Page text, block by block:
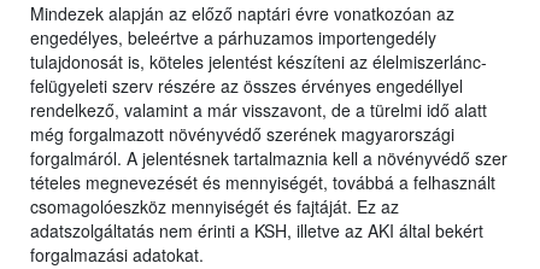
Mindezek alapján az előző naptári évre vonatkozóan az
engedélyes, beleértve a párhuzamos importengedély
tulajdonosát is, köteles jelentést készíteni az élelmiszerlánc-
felügyeleti szerv részére az összes érvényes engedéllyel
rendelkező, valamint a már visszavont, de a türelmi idő alatt
még forgalmazott növényvédő szerének magyarországi
forgalmáról. A jelentésnek tartalmaznia kell a növényvédő szer
tételes megnevezését és mennyiségét, továbbá a felhasznált
csomagolóeszköz mennyiségét és fajtáját. Ez az
adatszolgáltatás nem érinti a KSH, illetve az AKI által bekért
forgalmazási adatokat.